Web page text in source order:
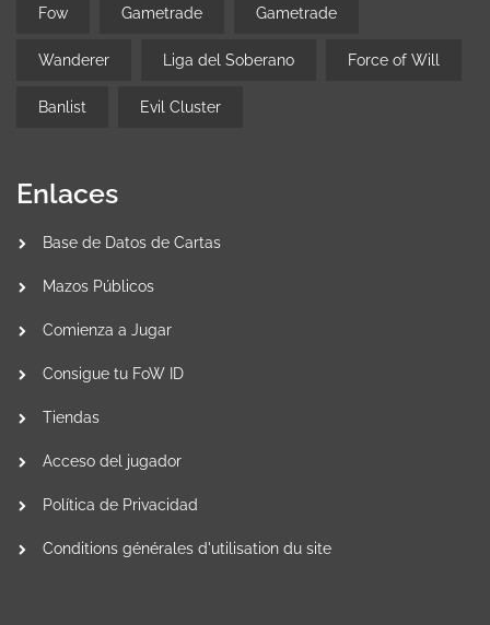
Fow Gametrade Gametrade
Wanderer Liga del Soberano Force of Will
Banlist Evil Cluster
Enlaces
Base de Datos de Cartas
Mazos Públicos
Comienza a Jugar
Consigue tu FoW ID
Tiendas
Acceso del jugador
Política de Privacidad
Conditions générales d'utilisation du site